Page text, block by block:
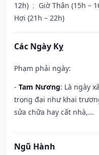
12h) ; Giờ Thân (15h –
Hợi (21h – 22h)
Các Ngày Kỵ
Phạm phải ngày:
- Tam Nương: Là ngày
trọng đại như khai
sửa chữa hay cất nhà,...
Ngũ Hành